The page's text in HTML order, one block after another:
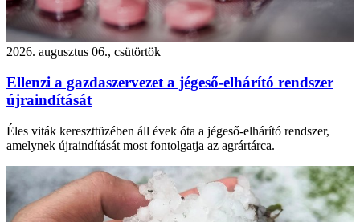
2026. augusztus 06., csütörtök
Ellenzi a gazdaszervezet a jégeső-elhárító rendszer
újraindítását
Éles viták kereszttüzében áll évek óta a jégeső-elhárító rendszer,
amelynek újraindítását most fontolgatja az agrártárca.